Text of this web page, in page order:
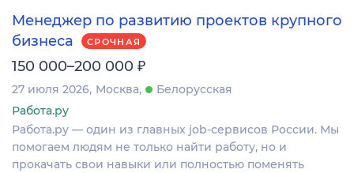
Менеджер по развитию проектов крупного
бизнеса
СРОЧНАЯ
150 000–200 000 ₽
27 июля 2026 Москва
Белорусская
Работа.ру
Работа.ру — один из главных job-сервисов России. Мы
помогаем людям не только найти работу, но и
прокачать свои навыки или полностью поменять